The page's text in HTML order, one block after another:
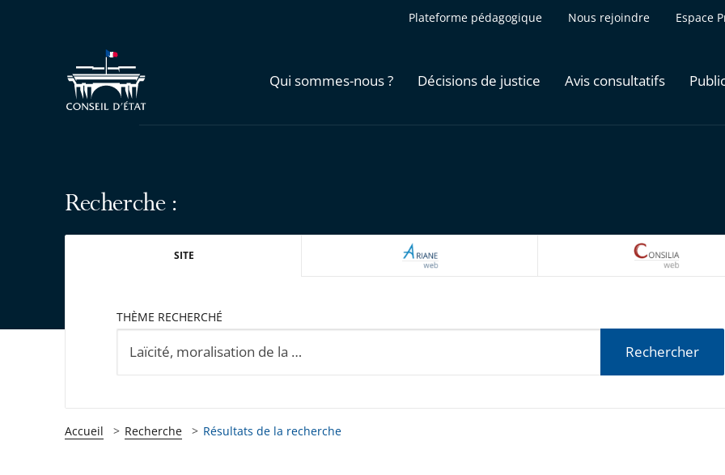
Plateforme pédagogique Nous rejoindre Espace
Qui sommes-nous ? Décisions de justice Avis consultatifs
Recherche :
SITE ARIANEWEB
THÈME RECHERCHÉ
Rechercher
Accueil Recherche Résultats de la recherche